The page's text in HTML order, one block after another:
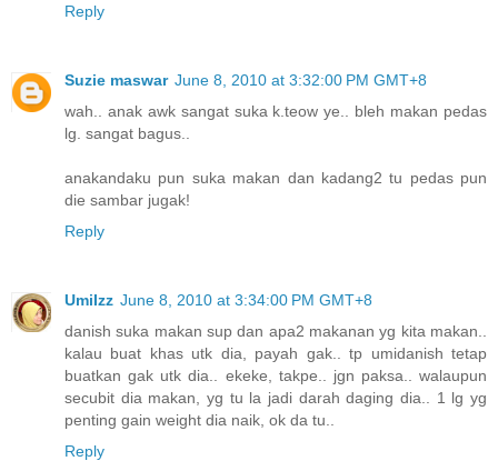
Reply
Suzie maswar June 8, 2010 at 3:32:00 PM GMT+8
wah.. anak awk sangat suka k.teow ye.. bleh makan pedas
lg. sangat bagus..
anakandaku pun suka makan dan kadang2 tu pedas pun
die sambar jugak!
Reply
UmiIzz June 8, 2010 at 3:34:00 PM GMT+8
danish suka makan sup dan apa2 makanan yg kita makan..
kalau buat khas utk dia, payah gak.. tp umidanish tetap
buatkan gak utk dia.. ekeke, takpe.. jgn paksa.. walaupun
secubit dia makan, yg tu la jadi darah daging dia.. 1 lg yg
penting gain weight dia naik, ok da tu..
Reply